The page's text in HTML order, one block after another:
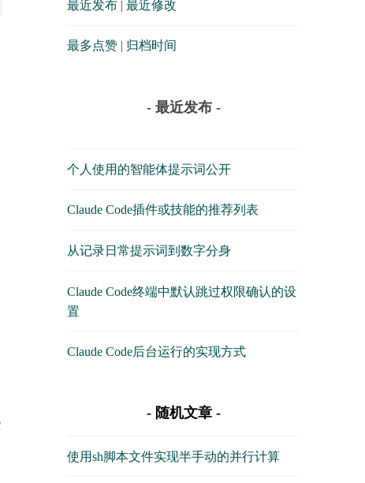
最近发布 |最近修改
最多点赞 归档时间
- 最近发布 -
个人使用的智能体提示词公开
Claude Code插件或技能的推荐列表
从记录日常提示词到数字分身
Claude Code终端中默认跳过权限确认的设
置
Claude Code后台运行的实现方式
随机文章
使用sh脚本文件实现半手动的并行计算